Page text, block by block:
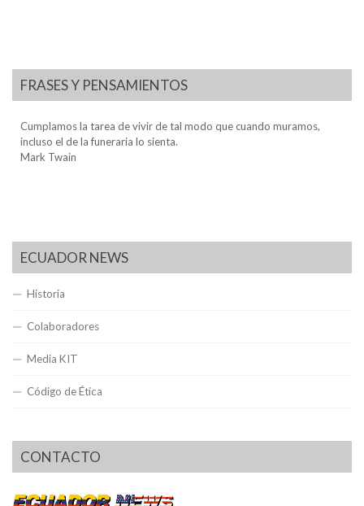
FRASES Y PENSAMIENTOS
Cumplamos la tarea de vivir de tal modo que cuando muramos,
incluso el de la funeraria lo sienta.
Mark Twain
ECUADOR NEWS
Historia
Colaboradores
Media KIT
Código de Ética
CONTACTO